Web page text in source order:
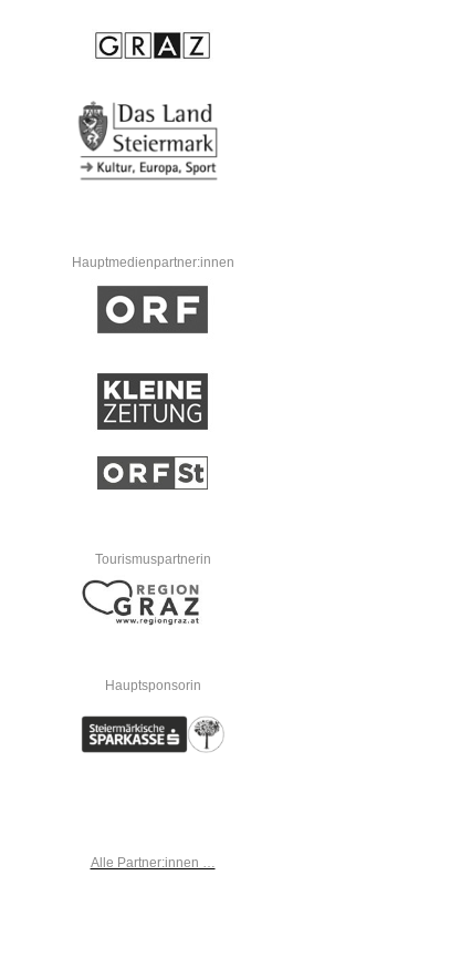
Hauptmedienpartner:innen
Tourismuspartnerin
Hauptsponsorin
Alle Partner:innen …